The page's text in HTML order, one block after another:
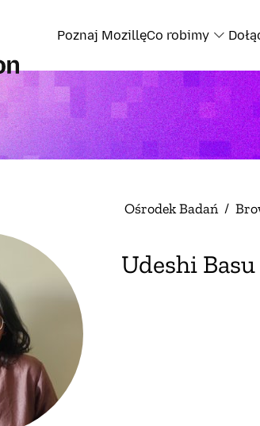
Poznaj MozillęCo robimy
Ośrodek Badań /
Udeshi Basu